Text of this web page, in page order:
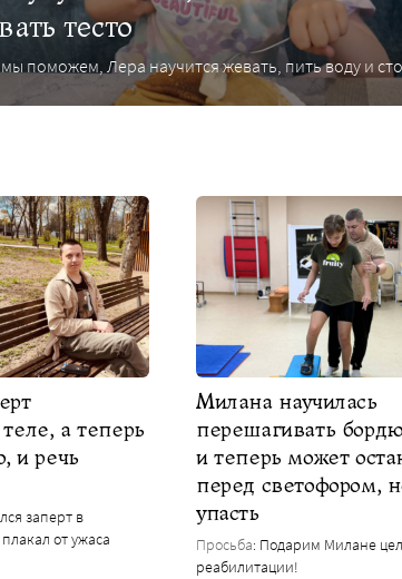
тесто
поможем, Лера научится жевать, пить воду и
а теперь
и речь
заперт в
от ужаса
Милана научилась
перешагивать
и теперь может
перед светофором,
упасть
Просьба: Подарим Милане
реабилитации!